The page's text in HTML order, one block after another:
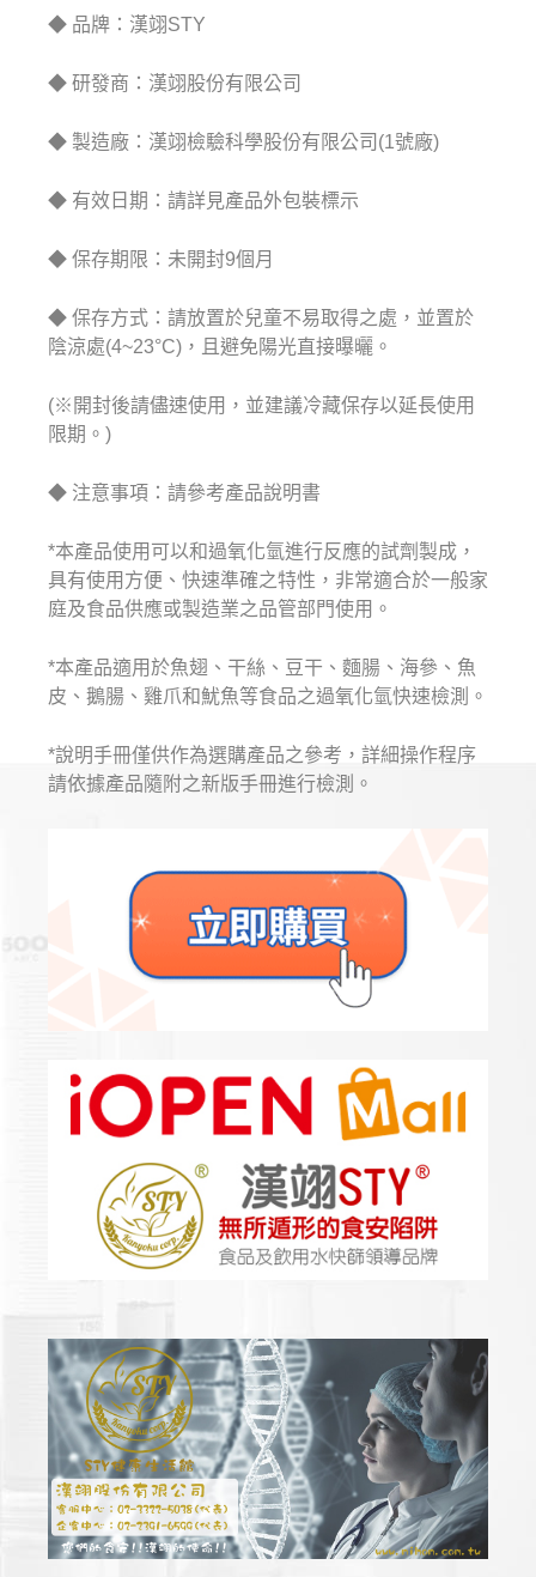
◆ 品牌：漢翊STY
◆ 研發商：漢翊股份有限公司
◆ 製造廠：漢翊檢驗科學股份有限公司(1號廠)
◆ 有效日期：請詳見產品外包裝標示
◆ 保存期限：未開封9個月
◆ 保存方式：請放置於兒童不易取得之處，並置於
陰涼處(4~23°C)，且避免陽光直接曝曬。
(※開封後請儘速使用，並建議冷藏保存以延長使用
限期。)
◆ 注意事項：請參考產品說明書
*本產品使用可以和過氧化氫進行反應的試劑製成，
具有使用方便、快速準確之特性，非常適合於一般家
庭及食品供應或製造業之品管部門使用。
*本產品適用於魚翅、干絲、豆干、麵腸、海參、魚
皮、鵝腸、雞爪和魷魚等食品之過氧化氫快速檢測。
*說明手冊僅供作為選購產品之參考，詳細操作程序
請依據產品隨附之新版手冊進行檢測。